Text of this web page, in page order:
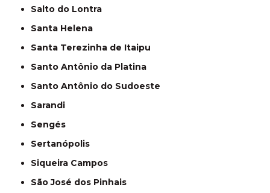
Salto do Lontra
Santa Helena
Santa Terezinha de Itaipu
Santo Antônio da Platina
Santo Antônio do Sudoeste
Sarandi
Sengés
Sertanópolis
Siqueira Campos
São José dos Pinhais